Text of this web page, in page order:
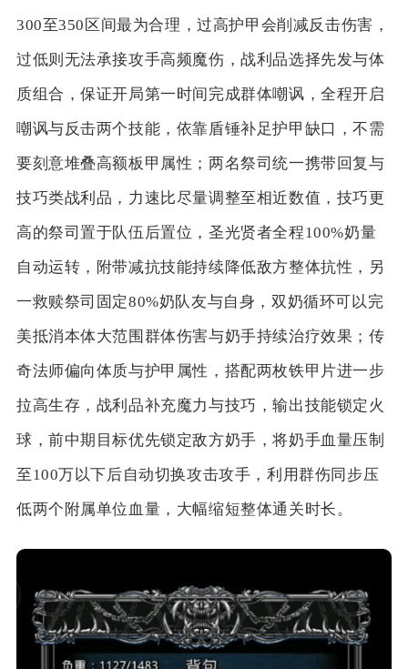
300至350区间最为合理，过高护甲会削减反击伤害，
过低则无法承接攻手高频魔伤，战利品选择先发与体
质组合，保证开局第一时间完成群体嘲讽，全程开启
嘲讽与反击两个技能，依靠盾锤补足护甲缺口，不需
要刻意堆叠高额板甲属性；两名祭司统一携带回复与
技巧类战利品，力速比尽量调整至相近数值，技巧更
高的祭司置于队伍后置位，圣光贤者全程100%奶量
自动运转，附带减抗技能持续降低敌方整体抗性，另
一救赎祭司固定80%奶队友与自身，双奶循环可以完
美抵消本体大范围群体伤害与奶手持续治疗效果；传
奇法师偏向体质与护甲属性，搭配两枚铁甲片进一步
拉高生存，战利品补充魔力与技巧，输出技能锁定火
球，前中期目标优先锁定敌方奶手，将奶手血量压制
至100万以下后自动切换攻击攻手，利用群伤同步压
低两个附属单位血量，大幅缩短整体通关时长。